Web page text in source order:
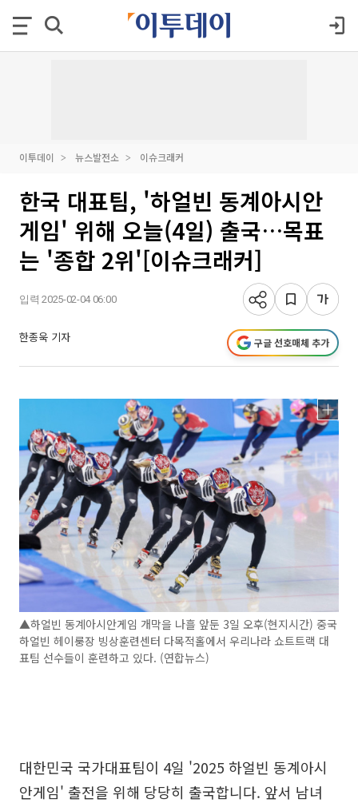
이투데이 뉴스발전소 이슈크래커
한국 대표팀, '하얼빈 동계아시안
게임' 위해 오늘(4일) 출국…목표
는 '종합 2위'[이슈크래커]
입력 2025-02-04 06:00
한종욱 기자 구글 선호매체 추가
▲하얼빈 동계아시안게임 개막을 나흘 앞둔 3일 오후(현지시간) 중국
하얼빈 헤이룽장 빙상훈련센터 다목적홀에서 우리나라 쇼트트랙 대
표팀 선수들이 훈련하고 있다. (연합뉴스)
대한민국 국가대표팀이 4일 '2025 하얼빈 동계아시
안게임' 출전을 위해 당당히 출국합니다. 앞서 남녀